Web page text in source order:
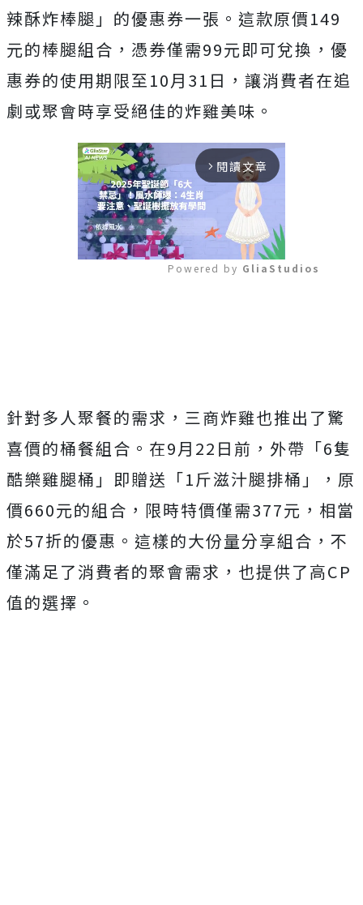
辣酥炸棒腿」的優惠券一張。這款原價149
元的棒腿組合，憑券僅需99元即可兌換，優
惠券的使用期限至10月31日，讓消費者在追
劇或聚會時享受絕佳的炸雞美味。
arrow_forward_ios 閱讀文章
Powered by GliaStudios
針對多人聚餐的需求，三商炸雞也推出了驚
喜價的桶餐組合。在9月22日前，外帶「6隻
酷樂雞腿桶」即贈送「1斤滋汁腿排桶」，原
價660元的組合，限時特價僅需377元，相當
於57折的優惠。這樣的大份量分享組合，不
僅滿足了消費者的聚會需求，也提供了高CP
值的選擇。